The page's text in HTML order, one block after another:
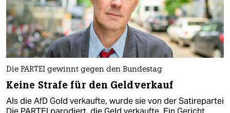
Die PARTEI gewinnt gegen den Bundestag
Keine Strafe für den Geldverkauf
Als die AfD Gold verkaufte, wurde sie von der Satirepartei